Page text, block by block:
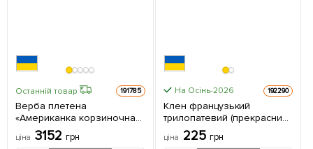
Останній товар 191785
Верба плетена
«Американка корзиночна»
(висота 160-170м) вазон С3
1 саджанець в упаковці
ціна 3152 грн
На Осінь-2026 192290
Клен французький
трилопатевий (прекрасний
медонос та декоративна
культура) 1 саджанець в
ціна 225 грн